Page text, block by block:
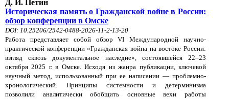
Д. И. Петин
Историческая память о Гражданской войне в России:
обзор конференции в Омске
DOI: 10.25206/2542-0488-2026-11-2-13-20
Работа представляет собой обзор VI Международной научно-
практической конференции «Гражданская война на востоке России:
взгляд сквозь документальное наследие», состоявшейся 22–23
октября 2025 г. в Омске. Исходя из жанра публикации, ключевой
научный метод, использованный при ее написании — проблемно-
хронологический. Принципы системности и детерминизма
позволили аналитически обобщить основные вехи работы